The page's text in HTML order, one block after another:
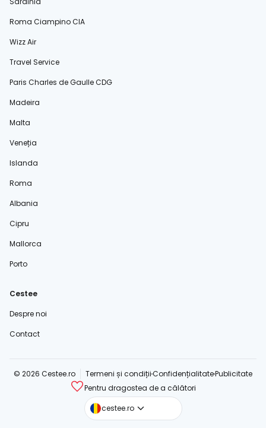
Roma Ciampino CIA
Wizz Air
Travel Service
Paris Charles de Gaulle CDG
Madeira
Malta
Veneția
Islanda
Roma
Albania
Cipru
Mallorca
Porto
Cestee
Despre noi
Contact
© 2026 Cestee.ro Termeni și condițiiConfidențialitatePublicitate
Pentru dragostea de a călători
cestee.ro
cestee.com
cestee.sk